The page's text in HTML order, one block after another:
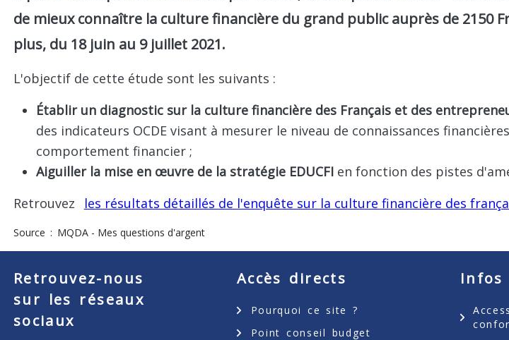
de mieux connaître la culture financière du grand public auprès de 2150
plus, du 18 juin au 9 juillet 2021.
L'objectif de cette étude sont les suivants :
Établir un diagnostic sur la culture financière des Français et des
des indicateurs OCDE visant à mesurer le niveau de connaissances
comportement financier ;
Aiguiller la mise en œuvre de la stratégie EDUCFIen fonction des pistes
Retrouvez
les résultats détaillés de l'enquête sur la culture financière des
Source MQDA - Mes questions d'argent
Retrouvez-nous
sur les réseaux
sociaux
Accès directs
Pourquoi ce site ?
Point conseil budget
Infos